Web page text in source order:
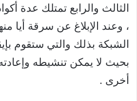
الثالث والرابع تمتلك عدة
، وعند الإبلاغ عن سرقة أيا
الشبكة بذلك والتي ستقوم
بحيث لا يمكن تنشيطه
أخرى .